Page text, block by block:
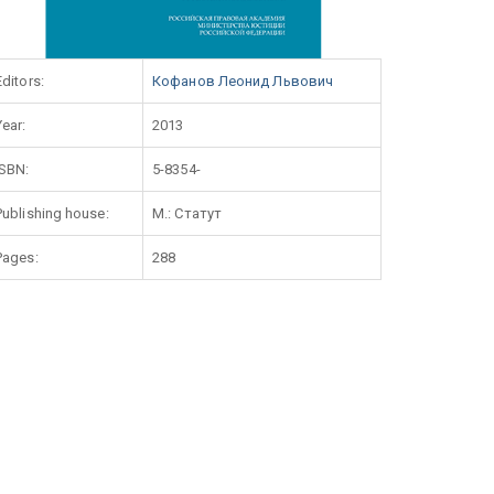
Кофанов Леонид Львович
2013
5-8354-
house: М.: Статут
288